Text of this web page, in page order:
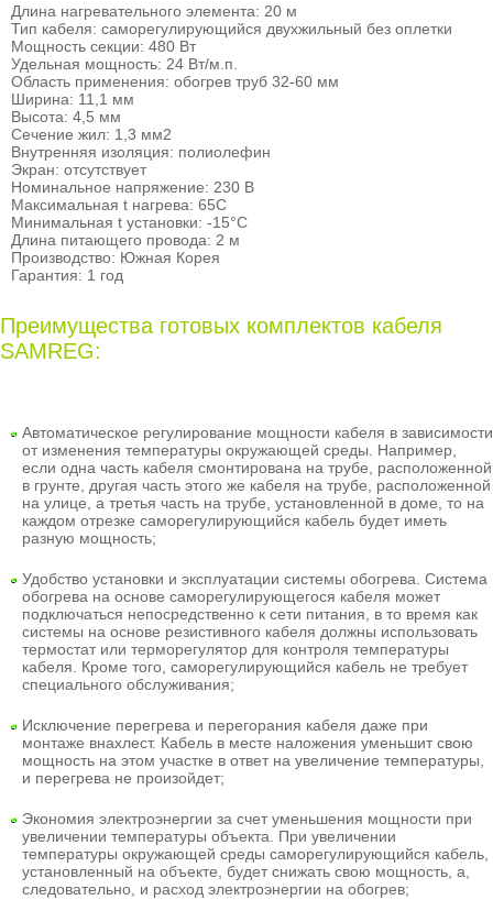
Длина нагревательного элемента: 20 м
Тип кабеля: саморегулирующийся двухжильный без оплетки
Мощность секции: 480 Вт
Удельная мощность: 24 Вт/м.п.
Область применения: обогрев труб 32-60 мм
Ширина: 11,1 мм
Высота: 4,5 мм
Сечение жил: 1,3 мм2
Внутренняя изоляция: полиолефин
Экран: отсутствует
Номинальное напряжение: 230 В
Максимальная t нагрева: 65С
Минимальная t установки: -15°С
Длина питающего провода: 2 м
Производство: Южная Корея
Гарантия: 1 год
Преимущества готовых комплектов кабеля
SAMREG:
Автоматическое регулирование мощности кабеля в зависимости
от изменения температуры окружающей среды. Например,
если одна часть кабеля смонтирована на трубе, расположенной
в грунте, другая часть этого же кабеля на трубе, расположенной
на улице, а третья часть на трубе, установленной в доме, то на
каждом отрезке саморегулирующийся кабель будет иметь
разную мощность;
Удобство установки и эксплуатации системы обогрева . Система
обогрева на основе саморегулирующегося кабеля может
подключаться непосредственно к сети питания, в то время как
системы на основе резистивного кабеля должны использовать
термостат или терморегулятор для контроля температуры
кабеля. Кроме того, саморегулирующийся кабель не требует
специального обслуживания;
Исключение перегрева и перегорания кабеля даже при
монтаже внахлест. Кабель в месте наложения уменьшит свою
мощность на этом участке в ответ на увеличение температуры,
и перегрева не произойдет;
Экономия электроэнергии за счет уменьшения мощности при
увеличении температуры объекта. При увеличении
температуры окружающей среды саморегулирующийся кабель,
установленный на объекте, будет снижать свою мощность, а,
следовательно, и расход электроэнергии на обогрев;